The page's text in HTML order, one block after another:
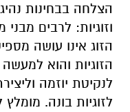
הצלחה בבחינות
וזוגיות: לרבים
הזוג אינו עושה
הזוגיות והוא
לנקיטת יוזמה
לזוגיות בונה.